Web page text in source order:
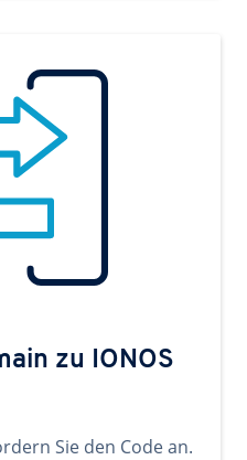
zu IONOS
Sie den Code an.